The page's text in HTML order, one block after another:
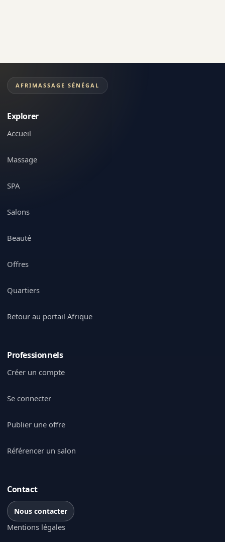
AFRIMASSAGE SÉNÉGAL
Explorer
Accueil
Massage
SPA
Salons
Beauté
Offres
Quartiers
Retour au portail Afrique
Professionnels
Créer un compte
Se connecter
Publier une offre
Référencer un salon
Contact
Nous contacter
Mentions légales